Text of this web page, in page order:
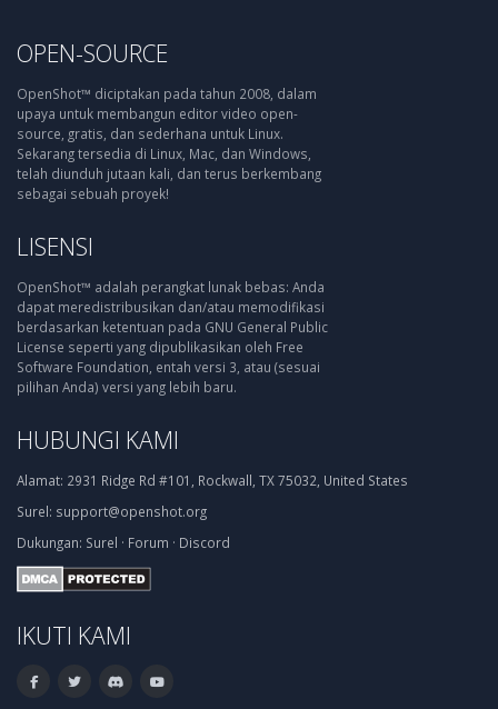
OPEN-SOURCE
OpenShot™ diciptakan pada tahun 2008, dalam
upaya untuk membangun editor video open-
source, gratis, dan sederhana untuk Linux.
Sekarang tersedia di Linux, Mac, dan Windows,
telah diunduh jutaan kali, dan terus berkembang
sebagai sebuah proyek!
LISENSI
OpenShot™ adalah perangkat lunak bebas: Anda
dapat meredistribusikan dan/atau memodifikasi
berdasarkan ketentuan pada GNU General Public
License seperti yang dipublikasikan oleh Free
Software Foundation, entah versi 3, atau (sesuai
pilihan Anda) versi yang lebih baru.
HUBUNGI KAMI
Alamat: 2931 Ridge Rd #101, Rockwall, TX 75032, United States
Surel: support@openshot.org
Dukungan: Surel · Forum · Discord
IKUTI KAMI